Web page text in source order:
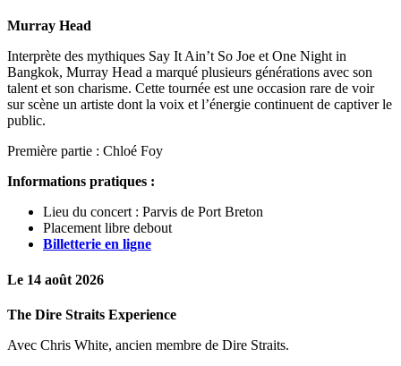
Murray Head
Interprète des mythiques Say It Ain’t So Joe et One Night in
Bangkok, Murray Head a marqué plusieurs générations avec son
talent et son charisme. Cette tournée est une occasion rare de voir
sur scène un artiste dont la voix et l’énergie continuent de captiver le
public.
Première partie : Chloé Foy
Informations pratiques :
Lieu du concert : Parvis de Port Breton
Placement libre debout
Billetterie en ligne
Le 14 août 2026
The Dire Straits Experience
Avec Chris White, ancien membre de Dire Straits.